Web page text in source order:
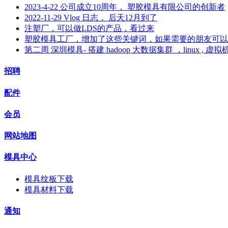
2023-4-22 公司成立10周年， 塑胶模具有限公司的创新者
2022-11-29 Vlog 日志， 后天12月到了
注塑厂，可以做LDS的产品，看过来
塑胶模具工厂，增加了这些关键词，如果需要的朋友可
第二周 深圳模具- 搭建 hadoop 大数据集群 ，linux , 虚拟
招聘
配件
会员
网站地图
模具中心
模具纹板下载
模具材料下载
通知